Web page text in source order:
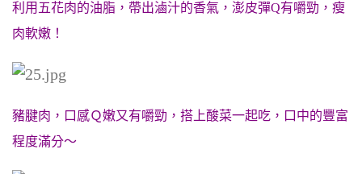
利用五花肉的油脂，帶出滷汁的香氣，澎皮彈Q有嚼勁，瘦
肉軟嫩！
豬腱肉，口感Ｑ嫩又有嚼勁，搭上酸菜一起吃，口中的豐富
程度滿分～